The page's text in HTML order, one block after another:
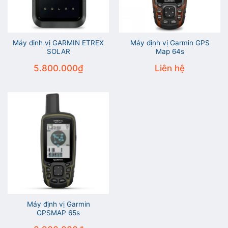
Máy định vị GARMIN ETREX
SOLAR
5.800.000₫
Máy định vị Garmin GPS
Map 64s
Liên hệ
Máy định vị Garmin
GPSMAP 65s